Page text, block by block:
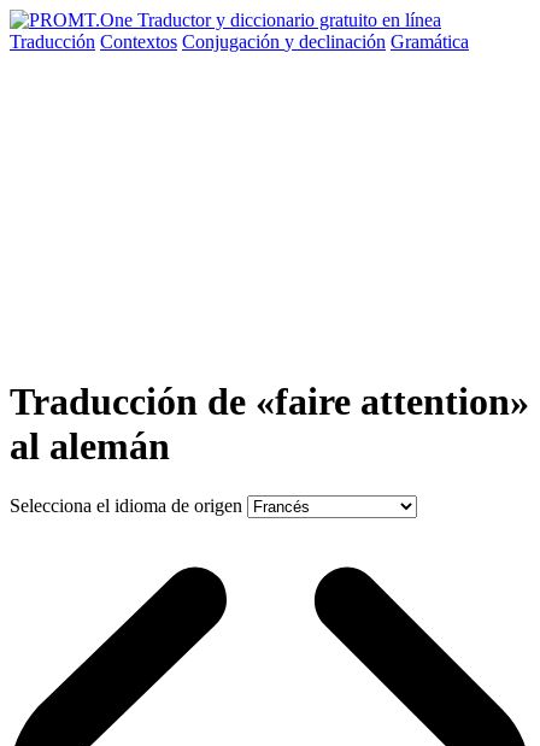
Traducción Contextos Conjugación y declinación Gramática
Traducción de «faire attention»
al alemán
Selecciona el idioma de origen